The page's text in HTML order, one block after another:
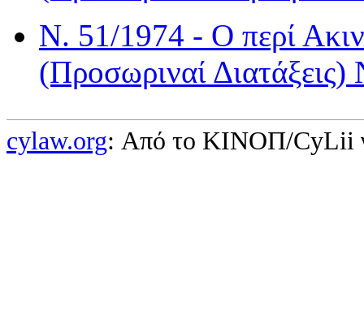
Ν. 51/1974 - Ο περί
(Προσωριναί
cylaw.org: Από το ΚΙΝOΠ/CyLii